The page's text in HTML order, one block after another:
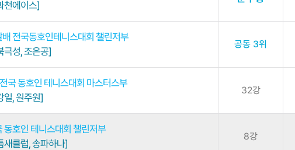
천에이스]
전국동호인테니스대회 챌린저부
극성, 조은공]
공동 3위
국 동호인 테니스대회 마스터스부
일, 원주원]
32강
동호인 테니스대회 챌린저부
새클럽, 송파하나]
8강